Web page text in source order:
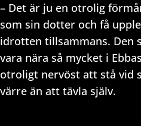
– Det är ju en otrolig
som sin dotter och få
idrotten tillsammans. Den
vara nära så mycket i
otroligt nervöst att stå vid
värre än att tävla själv.